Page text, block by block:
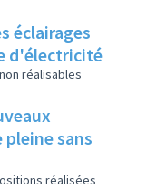
éclairages
d'électricité
réalisables
sans
réalisées